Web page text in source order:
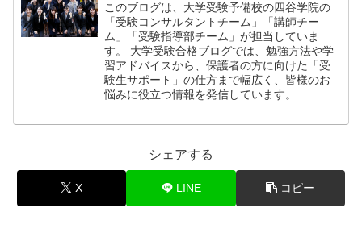
このブログは、大学受験予備校の四谷学院の
「受験コンサルタントチーム」「講師チー
ム」「受験指導部チーム」が担当していま
す。 大学受験合格ブログでは、勉強方法や学
習アドバイスから、保護者の方に向けた「受
験生サポート」の仕方まで幅広く、皆様のお
悩みに役立つ情報を発信しています。
シェアする
X LINE コピー